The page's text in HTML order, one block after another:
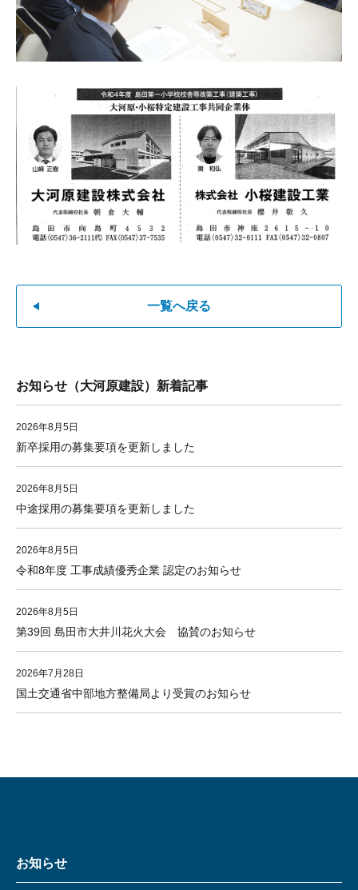
一覧へ戻る
お知らせ（大河原建設）新着記事
2026年8月5日
新卒採用の募集要項を更新しました
2026年8月5日
中途採用の募集要項を更新しました
2026年8月5日
令和8年度 工事成績優秀企業 認定のお知らせ
2026年8月5日
第39回 島田市大井川花火大会 協賛のお知らせ
2026年7月28日
国土交通省中部地方整備局より受賞のお知らせ
お知らせ